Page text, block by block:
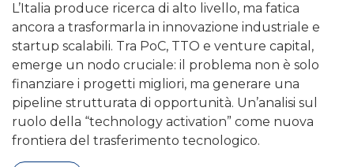
L’Italia produce ricerca di alto livello, ma fatica
ancora a trasformarla in innovazione industriale e
startup scalabili. Tra PoC, TTO e venture capital,
emerge un nodo cruciale: il problema non è solo
finanziare i progetti migliori, ma generare una
pipeline strutturata di opportunità. Un’analisi sul
ruolo della “technology activation” come nuova
frontiera del trasferimento tecnologico.